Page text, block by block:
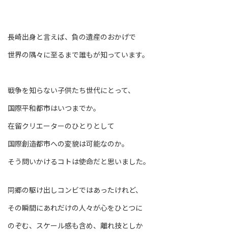
長崎出身と言えば、負の遺産のおかげで
世界の隅々に至るまで誰もが知っています。
戦争を知らない子供たち世代にとって、
国際平和都市はいつまでか。
在留クリエーターのひとりとして
国際創造都市への変貌は可能なのか。
そう問いかけるコトは使命だと思いました。
同郷の駆け出しコンビではあったけれど、
その瞬間にあれだけの人々が心をひとつに
のぞむ、スケール感も含め、離れ技としか